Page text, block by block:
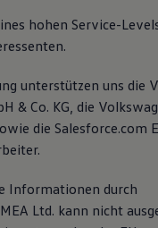
hohen Service-
unterstützen uns die
& Co. KG, die
die Salesforce.com
Informationen durch
Ltd. kann nicht